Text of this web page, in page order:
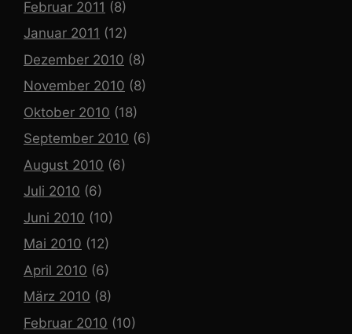
Februar 2011 (8)
Januar 2011 (12)
Dezember 2010 (8)
November 2010 (8)
Oktober 2010 (18)
September 2010 (6)
August 2010 (6)
Juli 2010 (6)
Juni 2010 (10)
Mai 2010 (12)
April 2010 (6)
März 2010 (8)
Februar 2010 (10)